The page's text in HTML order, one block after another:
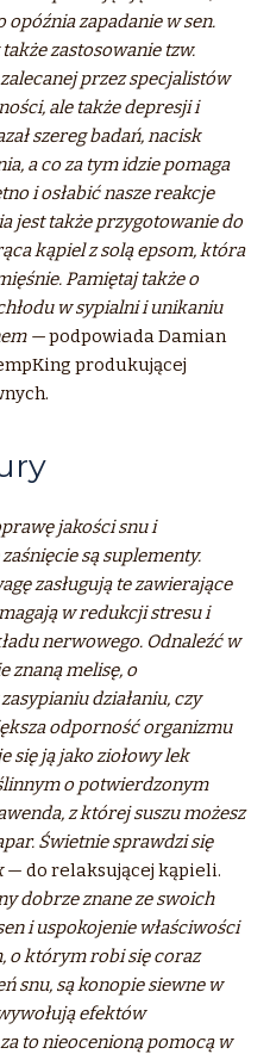
zapadanie w sen.
zastosowanie tzw.
przez specjalistów
ale także depresji i
szereg badań, nacisk
a co za tym idzie pomaga
i osłabić nasze reakcje
jest także przygotowanie do
kąpiel z solą epsom, która
Pamiętaj także o
w sypialni i unikaniu
—podpowiada Damian
produkującej
jakości snu i
są suplementy.
zasługują te zawierające
w redukcji stresu i
nerwowego. Odnaleźć w
znaną melisę, o
działaniu, czy
odporność organizmu
się ją jako ziołowy lek
o potwierdzonym
z której suszu możesz
Świetnie sprawdzi się
— do relaksującej kąpieli.
dobrze znane ze swoich
i uspokojenie właściwości
o którym robi się coraz
snu, są konopie siewne w
efektów
to nieocenioną pomocą w